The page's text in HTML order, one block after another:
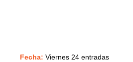
Fecha: Viernes 24 entradas